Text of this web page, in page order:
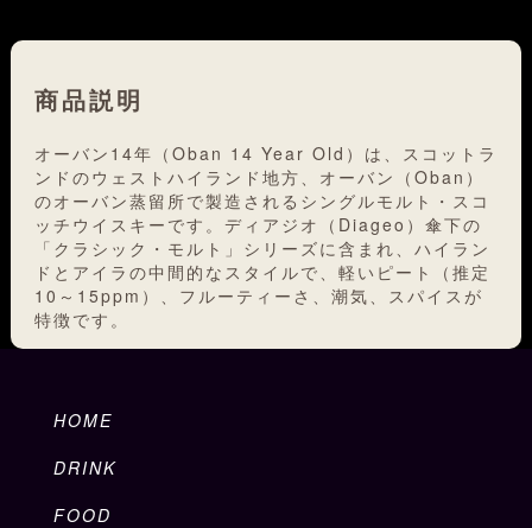
商品説明
オーバン14年（Oban 14 Year Old）は、スコットラ
ンドのウェストハイランド地方、オーバン（Oban）
のオーバン蒸留所で製造されるシングルモルト・スコ
ッチウイスキーです。ディアジオ（Diageo）傘下の
「クラシック・モルト」シリーズに含まれ、ハイラン
ドとアイラの中間的なスタイルで、軽いピート（推定
10～15ppm）、フルーティーさ、潮気、スパイスが
特徴です。
HOME
DRINK
FOOD